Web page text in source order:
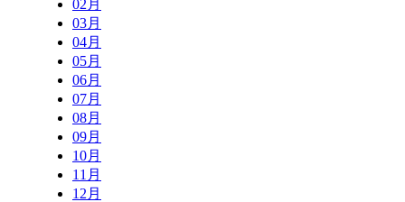
02月
03月
04月
05月
06月
07月
08月
09月
10月
11月
12月